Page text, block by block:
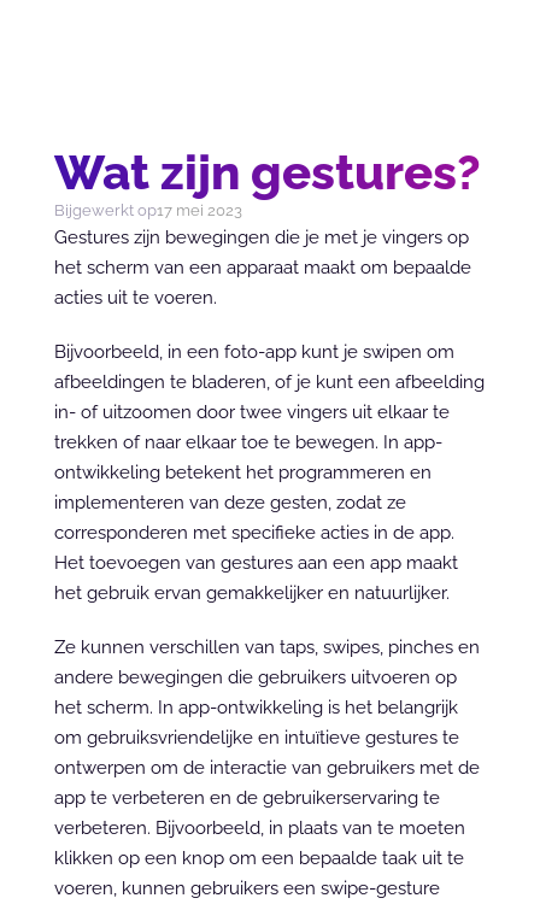
Wat zijn gestures?
Bijgewerkt op17 mei 2023
Gestures zijn bewegingen die je met je vingers op
het scherm van een apparaat maakt om bepaalde
acties uit te voeren.
Bijvoorbeeld, in een foto-app kunt je swipen om
afbeeldingen te bladeren, of je kunt een afbeelding
in- of uitzoomen door twee vingers uit elkaar te
trekken of naar elkaar toe te bewegen. In app-
ontwikkeling betekent het programmeren en
implementeren van deze gesten, zodat ze
corresponderen met specifieke acties in de app.
Het toevoegen van gestures aan een app maakt
het gebruik ervan gemakkelijker en natuurlijker.
Ze kunnen verschillen van taps, swipes, pinches en
andere bewegingen die gebruikers uitvoeren op
het scherm. In app-ontwikkeling is het belangrijk
om gebruiksvriendelijke en intuïtieve gestures te
ontwerpen om de interactie van gebruikers met de
app te verbeteren en de gebruikerservaring te
verbeteren. Bijvoorbeeld, in plaats van te moeten
klikken op een knop om een bepaalde taak uit te
voeren, kunnen gebruikers een swipe-gesture